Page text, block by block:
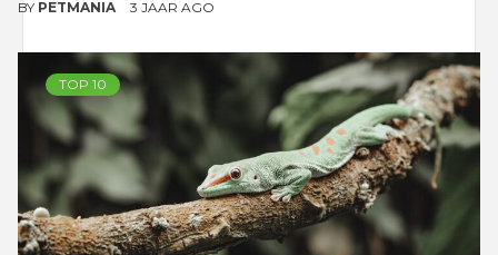
BY PETMANIA 3 JAAR AGO
TOP 10